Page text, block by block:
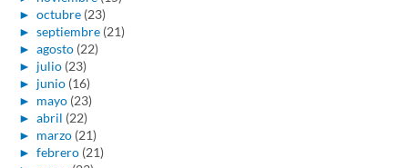
► octubre (23)
► septiembre (21)
► agosto (22)
► julio (23)
► junio (16)
► mayo (23)
► abril (22)
► marzo (21)
► febrero (21)